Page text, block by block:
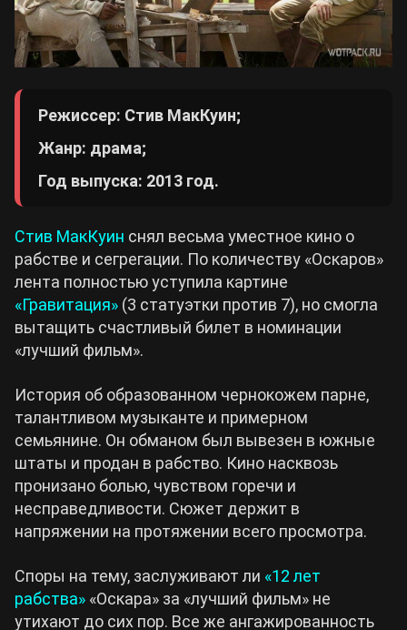
Режиссер: Стив МакКуин;
Жанр: драма;
Год выпуска: 2013 год.
Стив МакКуин снял весьма уместное кино о
рабстве и сегрегации. По количеству «Оскаров»
лента полностью уступила картине
«Гравитация» (3 статуэтки против 7), но смогла
вытащить счастливый билет в номинации
«лучший фильм».
История об образованном чернокожем парне,
талантливом музыканте и примерном
семьянине. Он обманом был вывезен в южные
штаты и продан в рабство. Кино насквозь
пронизано болью, чувством горечи и
несправедливости. Сюжет держит в
напряжении на протяжении всего просмотра.
Споры на тему, заслуживают ли «12 лет
рабства» «Оскара» за «лучший фильм» не
утихают до сих пор. Все же ангажированность